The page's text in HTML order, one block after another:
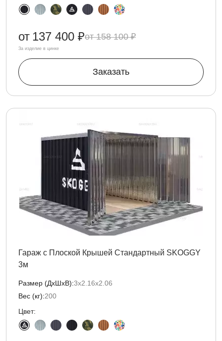
158 100 ₽
от 137 400 ₽
За изделие в цинке
Заказать
Гараж с Плоской Крышей Стандартный SKOGGY
3м
Размер (ДxШxВ):3х2.16х2.06
Вес (кг):200
Цвет: